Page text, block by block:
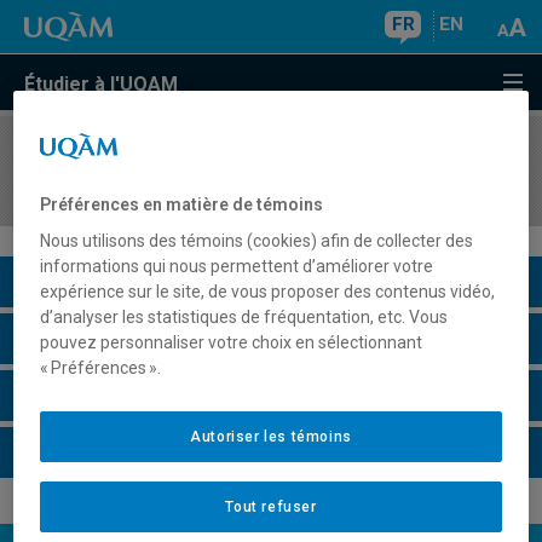
FR EN
Étudier à l'UQAM
COURS//
Description du cours
Horaire - Été 2026
Préférences en matière de témoins
Nous utilisons des témoins (cookies) afin de collecter des
informations qui nous permettent d’améliorer votre
expérience sur le site, de vous proposer des contenus vidéo,
d’analyser les statistiques de fréquentation, etc. Vous
pouvez personnaliser votre choix en sélectionnant
« Préférences ».
Tout refuser
Autoriser les témoins